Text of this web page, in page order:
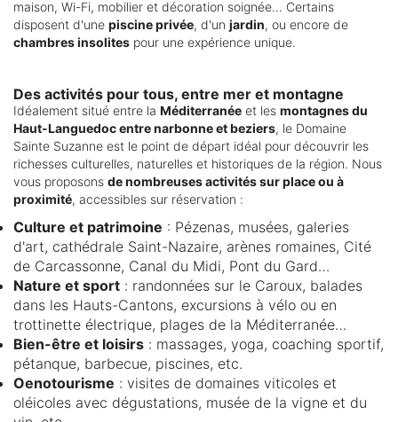
maison, Wi-Fi, mobilier et décoration soignée… Certains
disposent d'une piscine privée, d'un jardin, ou encore de
chambres insolites pour une expérience unique.
Des activités pour tous, entre mer et montagne
Idéalement situé entre la Méditerranée et les montagnes du
Haut-Languedoc entre narbonne et beziers, le Domaine
Sainte Suzanne est le point de départ idéal pour découvrir les
richesses culturelles, naturelles et historiques de la région. Nous
vous proposons de nombreuses activités sur place ou à
proximité, accessibles sur réservation :
Culture et patrimoine : Pézenas, musées, galeries
d'art, cathédrale Saint-Nazaire, arènes romaines, Cité
de Carcassonne, Canal du Midi, Pont du Gard…
Nature et sport : randonnées sur le Caroux, balades
dans les Hauts-Cantons, excursions à vélo ou en
trottinette électrique, plages de la Méditerranée…
Bien-être et loisirs : massages, yoga, coaching sportif,
pétanque, barbecue, piscines, etc.
Oenotourisme : visites de domaines viticoles et
oléicoles avec dégustations, musée de la vigne et du